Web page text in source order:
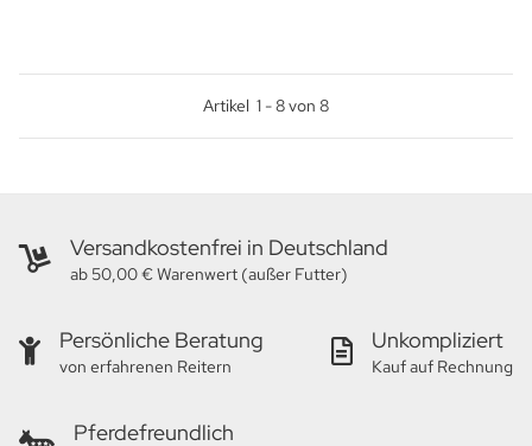
Artikel 1 -8von 8
Versandkostenfrei in Deutschland
ab 50,00 € Warenwert (außer Futter)
Persönliche Beratung
von erfahrenen Reitern
Unkompliziert
Kauf auf Rechnung
Pferdefreundlich